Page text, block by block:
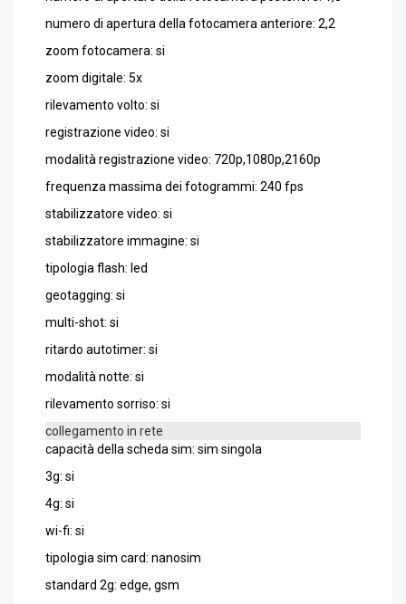
numero di apertura della fotocamera anteriore: 2,2
zoom fotocamera: si
zoom digitale: 5x
rilevamento volto: si
registrazione video: si
modalità registrazione video: 720p,1080p,2160p
frequenza massima dei fotogrammi: 240 fps
stabilizzatore video: si
stabilizzatore immagine: si
tipologia flash: led
geotagging: si
multi-shot: si
ritardo autotimer: si
modalità notte: si
rilevamento sorriso: si
collegamento in rete
capacità della scheda sim: sim singola
3g: si
4g: si
wi-fi: si
tipologia sim card: nanosim
standard 2g: edge, gsm